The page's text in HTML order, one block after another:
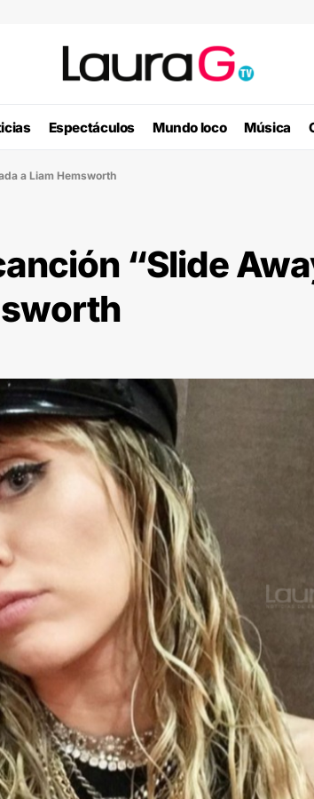
Espectáculos Mundo loco Música
a Liam Hemsworth
“Slide